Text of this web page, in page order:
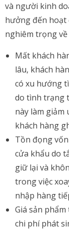
và người kinh
hưởng đến hoạt
nghiêm trọng về
Mất khách
lâu, khách
có xu hướng
do tình trạng
này làm giảm
khách hàng
Tồn đọng
cửa khẩu do
giữ lại và
trong việc
nhập hàng
Giá sản
chi phí phát